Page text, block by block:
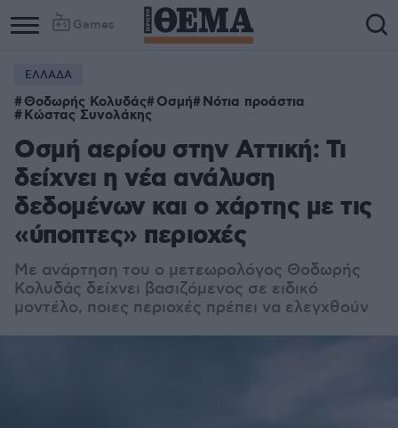
Games
ΕΛΛΑΔΑ
Θοδωρής Κολυδάς Οσμή Νότια προάστια
Κώστας Συνολάκης
Οσμή αερίου στην Αττική: Τι
δείχνει η νέα ανάλυση
δεδομένων και ο χάρτης με τις
«ύποπτες» περιοχές
Με ανάρτηση του ο μετεωρολόγος Θοδωρής
Κολυδάς δείχνει βασιζόμενος σε ειδικό
μοντέλο, ποιες περιοχές πρέπει να ελεγχθούν